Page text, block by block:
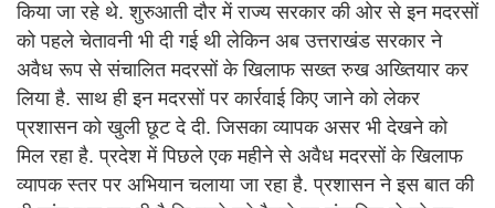
किया जा रहे थे. शुरुआती दौर में राज्य सरकार की ओर से इन मदरसों
को पहले चेतावनी भी दी गई थी लेकिन अब उत्तराखंड सरकार ने
अवैध रूप से संचालित मदरसों के खिलाफ सख्त रुख अख्तियार कर
लिया है. साथ ही इन मदरसों पर कार्रवाई किए जाने को लेकर
प्रशासन को खुली छूट दे दी. जिसका व्यापक असर भी देखने को
मिल रहा है. प्रदेश में पिछले एक महीने से अवैध मदरसों के खिलाफ
व्यापक स्तर पर अभियान चलाया जा रहा है. प्रशासन ने इस बात की